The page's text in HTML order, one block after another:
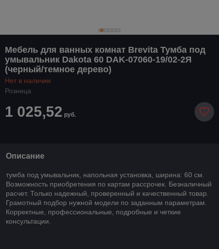
Мебель для ванных комнат Brevita Тумба под
умывальник Dakota 60 DAK-07060-19/02-2Я
(черный/темное дерево)
Нет в наличии
Розница
1 025,52 руб.
Описание
тумба под умывальник, напольная установка, ширина: 60 см.
Возможность приобретения по картам рассрочек. Безналичный
расчет. Только надежный, проверенный и качественный товар.
Грамотный подбор нужной модели по заданным параметрам.
Корректные, профессиональные, подробные и четкие
консультации.